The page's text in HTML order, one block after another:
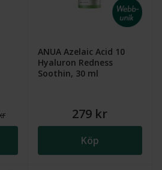
pris: 164,25 kr. Ordinarie webbpris
ANUA Azelaic Acid 10
Hyaluron Redness
Soothin, 30 ml
279 kr
Köp